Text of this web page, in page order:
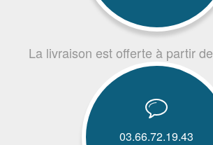
La livraison est offerte à partir
03.66.72.19.43